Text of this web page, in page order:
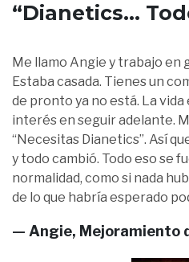
“Dianetics...
Me llamo Angie y trabajo en
Estaba casada. Tienes un
de pronto ya no está. La
interés en seguir adelante.
“Necesitas Dianetics”. Así
y todo cambió. Todo eso se
normalidad, como si nada
de lo que habría esperado
— Angie, Mejoramiento